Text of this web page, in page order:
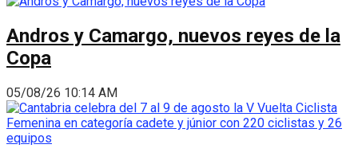
Andros y Camargo, nuevos reyes de la
Copa
05/08/26 10:14 AM